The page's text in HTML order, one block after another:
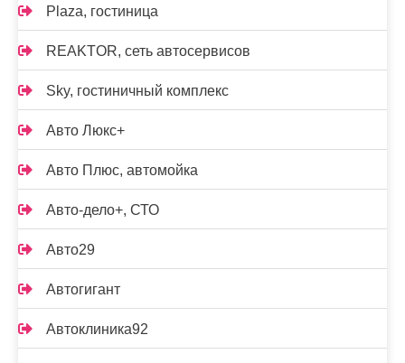
Plaza, гостиница
REAKTOR, сеть автосервисов
Sky, гостиничный комплекс
Авто Люкс+
Авто Плюс, автомойка
Авто-дело+, СТО
Авто29
Автогигант
Автоклиника92